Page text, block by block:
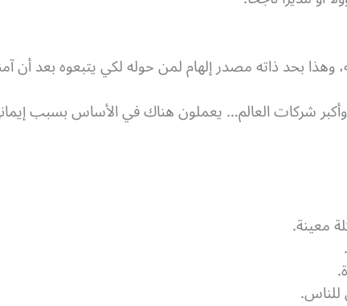
بحد ذاته مصدر إلهام لمن حوله لكي يتبعوه بعد أن
شركات العالم… يعملون هناك في الأساس بسبب
معينة.